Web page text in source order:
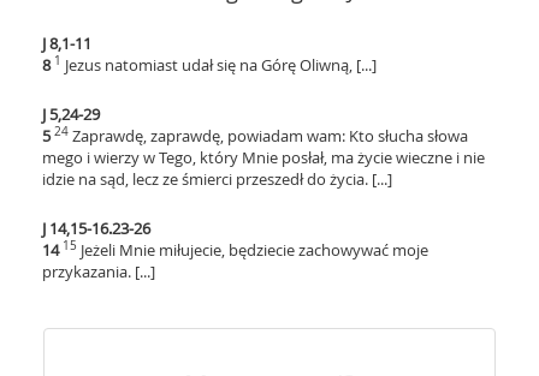
J 8,1-11
8 1 Jezus natomiast udał się na Górę Oliwną, [...]
J 5,24-29
5 24 Zaprawdę, zaprawdę, powiadam wam: Kto słucha słowa
mego i wierzy w Tego, który Mnie posłał, ma życie wieczne i nie
idzie na sąd, lecz ze śmierci przeszedł do życia. [...]
J 14,15-16.23-26
14 15 Jeżeli Mnie miłujecie, będziecie zachowywać moje
przykazania. [...]